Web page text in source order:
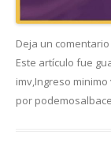
Deja un comentario
Este artículo fue
imv,Ingreso minimo
por